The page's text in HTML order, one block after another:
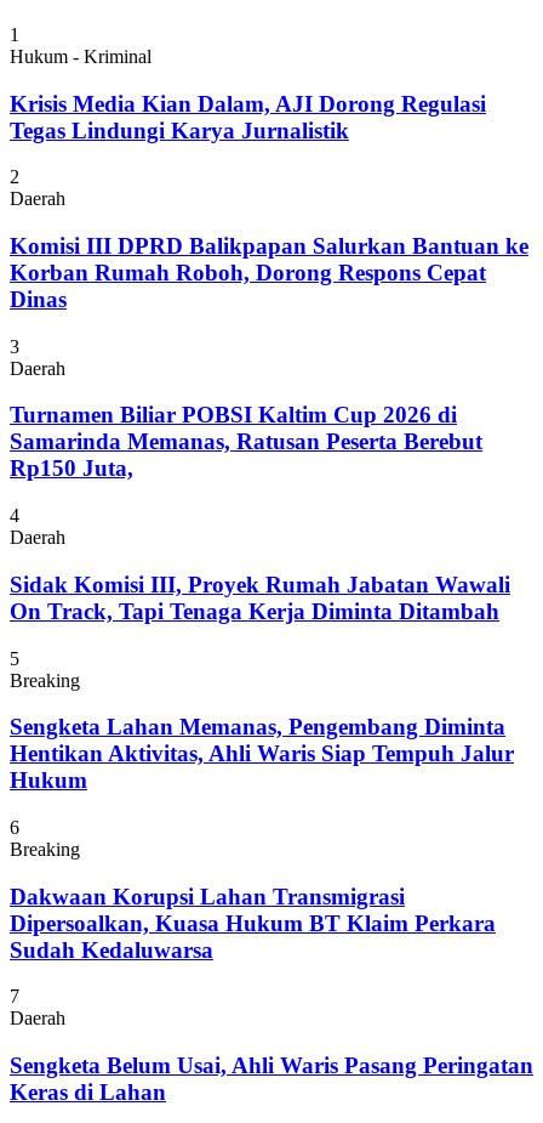
1
Hukum - Kriminal
Krisis Media Kian Dalam, AJI Dorong Regulasi
Tegas Lindungi Karya Jurnalistik
2
Daerah
Komisi III DPRD Balikpapan Salurkan Bantuan ke
Korban Rumah Roboh, Dorong Respons Cepat
Dinas
3
Daerah
Turnamen Biliar POBSI Kaltim Cup 2026 di
Samarinda Memanas, Ratusan Peserta Berebut
Rp150 Juta,
4
Daerah
Sidak Komisi III, Proyek Rumah Jabatan Wawali
On Track, Tapi Tenaga Kerja Diminta Ditambah
5
Breaking
Sengketa Lahan Memanas, Pengembang Diminta
Hentikan Aktivitas, Ahli Waris Siap Tempuh Jalur
Hukum
6
Breaking
Dakwaan Korupsi Lahan Transmigrasi
Dipersoalkan, Kuasa Hukum BT Klaim Perkara
Sudah Kedaluwarsa
7
Daerah
Sengketa Belum Usai, Ahli Waris Pasang Peringatan
Keras di Lahan